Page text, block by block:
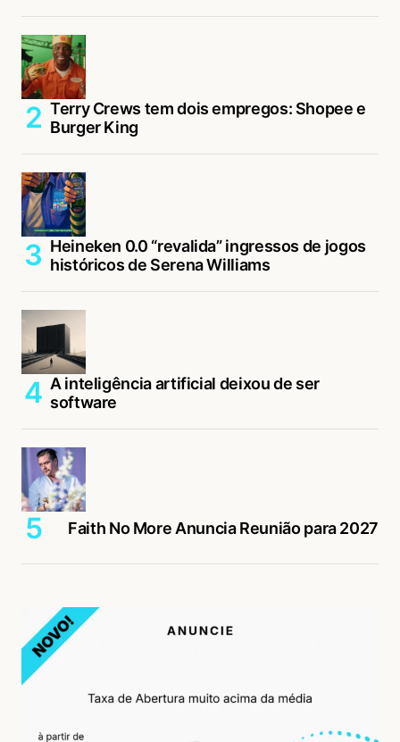
Terry Crews tem dois empregos: Shopee e
Burger King
Heineken 0.0 “revalida” ingressos de jogos
históricos de Serena Williams
A inteligência artificial deixou de ser
software
Faith No More Anuncia Reunião para 2027